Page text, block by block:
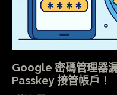
Google 密碼管理器
Passkey 接管帳戶！